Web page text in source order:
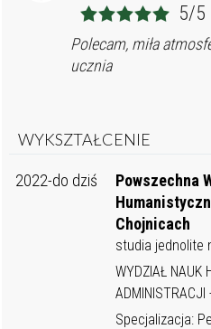
5/5
Polecam, miła
ucznia
WYKSZTAŁCENIE
2022-do dziś
Powszechna
Chojnicach
studia jednolite
WYDZIAŁ NAUK
Specjalizacja: